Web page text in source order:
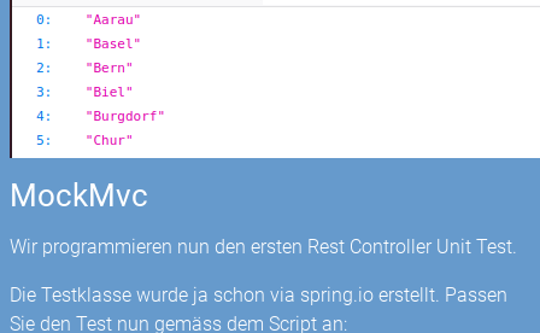
MockMvc
Wir programmieren nun den ersten Rest Controller Unit Test.
Die Testklasse wurde ja schon via spring.io erstellt. Passen
Sie den Test nun gemäss dem Script an: